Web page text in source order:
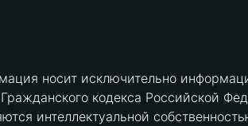
носит исключительно
кодекса Российской
интеллектуальной